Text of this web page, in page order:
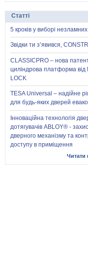
Статті
5 кроків у виборі
Звідки ти з’явився,
CLASSICPRO – нова
циліндрова платформа від
LOCK
TESA Universal – надійне
для будь-яких дверей
Інноваційна технологія
дотягувачів ABLOY® -
дверного механізму та
доступу в приміщення
Читати